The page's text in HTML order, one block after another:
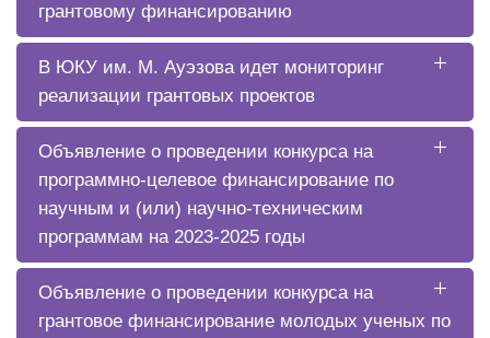
грантовому финансированию
В ЮКУ им. М. Ауэзова идет мониторинг
реализации грантовых проектов
Объявление о проведении конкурса на
программно-целевое финансирование по
научным и (или) научно-техническим
программам на 2023-2025 годы
Объявление о проведении конкурса на
грантовое финансирование молодых ученых по